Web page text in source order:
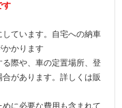
す
ています。自宅への納車
かかります
際や、車の定置場所、登
があります。詳しくは販
に必要な費用も含まれて